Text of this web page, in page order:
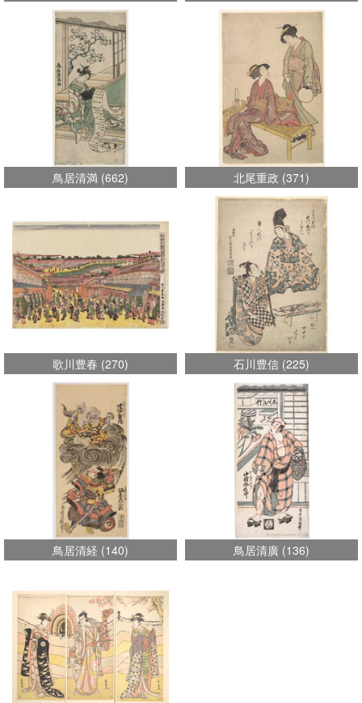
鳥居清満 (662) 北尾重政 (371)
歌川豊春 (270) 石川豊信 (225)
鳥居清経 (140) 鳥居清廣 (136)